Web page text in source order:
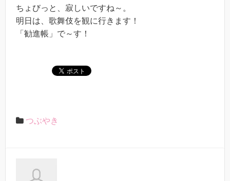
ちょびっと、寂しいですね～。
明日は、歌舞伎を観に行きます！
「勧進帳」で～す！
つぶやき